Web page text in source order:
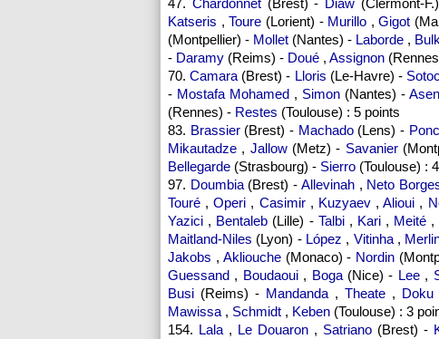
47. Chardonnet(Brest) - Diaw (Clermont-
Katseris ,Toure (Lorient) - Murillo ,Gigot
(Montpellier) - Mollet (Nantes) - Laborde ,
- Daramy (Reims) - Doué , Assignon
70.Camara (Brest) - Lloris (Le-Havre) -
- Mostafa Mohamed, Simon(Nantes) -
(Rennes) - Restes (Toulouse) : 5 points
83. Brassier(Brest) - Machado(Lens) -
Mikautadze , Jallow(Metz) - Savanier
Bellegarde (Strasbourg) - Sierro (Toulouse) :
97. Doumbia(Brest) - Allevinah, Neto
Touré ,Operi , Casimir, Kuzyaev,Alioui ,
Yazici , Bentaleb (Lille) - Talbi, Kari, Meité ,
Maitland-Niles (Lyon) - López , Vitinha,
Jakobs , Akliouche(Monaco) - Nordin
Guessand , Boudaoui, Boga(Nice) - Lee,
Busi (Reims) - Mandanda, Theate, Doku
Mawissa , Schmidt , Keben (Toulouse) : 3
154. Lala, Le Douaron, Satriano(Brest) -